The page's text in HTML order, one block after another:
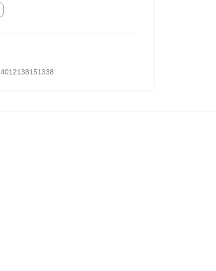
4012138151338